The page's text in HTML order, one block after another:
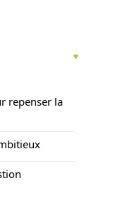
repenser la